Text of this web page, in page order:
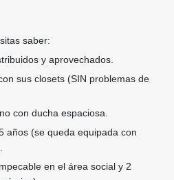
saber:
y aprovechados.
sus closets (SIN problemas de
con ducha espaciosa.
años (se queda equipada con
en el área social y 2